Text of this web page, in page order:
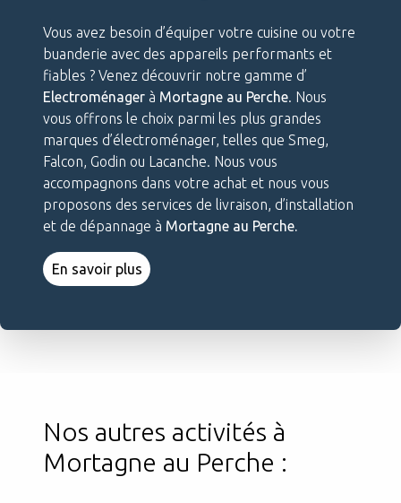
Vous avez besoin d’équiper votre cuisine ou votre
buanderie avec des appareils performants et
fiables ? Venez découvrir notre gamme d’
Electroménager à Mortagne au Perche. Nous
vous offrons le choix parmi les plus grandes
marques d’électroménager, telles que Smeg,
Falcon, Godin ou Lacanche. Nous vous
accompagnons dans votre achat et nous vous
proposons des services de livraison, d’installation
et de dépannage à Mortagne au Perche.
En savoir plus
Nos autres activités à
Mortagne au Perche :